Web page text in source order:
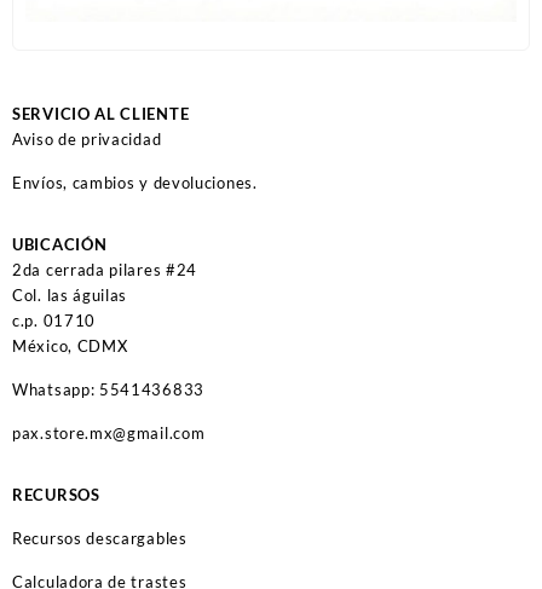
SERVICIO AL CLIENTE
Aviso de privacidad
Envíos, cambios y devoluciones.
UBICACIÓN
2da cerrada pilares #24
Col. las águilas
c.p. 01710
México, CDMX
Whatsapp: 5541436833
pax.store.mx@gmail.com
RECURSOS
Recursos descargables
Calculadora de trastes